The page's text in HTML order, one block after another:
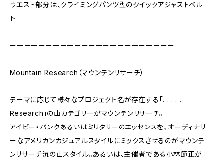
ウエスト部分は、クライミングパンツ型のクイックアジャストベル
ト
ーーーーーーーーーーーーーーーーーーーーーーー
Mountain Research（マウンテンリサーチ）
テーマに応じて様々なプロジェクト名が存在する「. . . . .
Research」の山カテゴリーがマウンテンリサーチ。
アイビー・パンクあるいはミリタリーのエッセンスを、オーディナリ
ーなアメリカンカジュアルスタイルにミックスさせるのがマウンテ
ンリサーチ流の山スタイル。あるいは、主催者である小林節正が